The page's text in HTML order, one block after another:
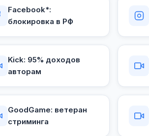
Facebook*:
блокировка в РФ
Kick: 95% доходов
авторам
GoodGame: ветеран
стриминга